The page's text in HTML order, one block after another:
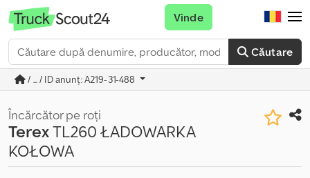
Căutare
Vinde
/ ... / ID anunț: A219-31-488
Încărcător pe roți
TerexTL260 ŁADOWARKA
KOŁOWA